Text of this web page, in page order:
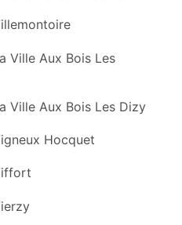
Ville Aux Bois Les
Ville Aux Bois Les Dizy
Hocquet